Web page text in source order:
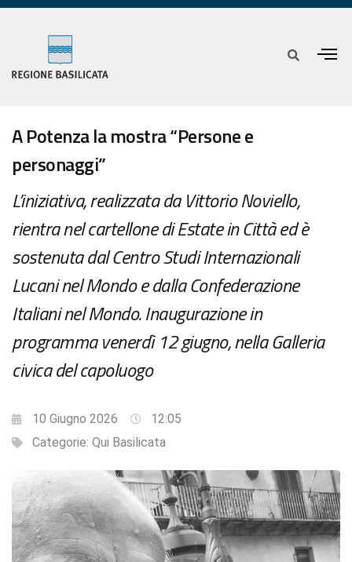
A Potenza la mostra “Persone e
personaggi”
L’iniziativa, realizzata da Vittorio Noviello,
rientra nel cartellone di Estate in Città ed è
sostenuta dal Centro Studi Internazionali
Lucani nel Mondo e dalla Confederazione
Italiani nel Mondo. Inaugurazione in
programma venerdì 12 giugno, nella Galleria
civica del capoluogo
10 Giugno 2026
12:05
Categorie: Qui Basilicata